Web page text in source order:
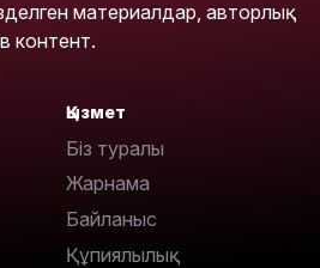
материалдар, авторлық
контент.
Қызмет
Біз туралы
Жарнама
Байланыс
Құпиялылық